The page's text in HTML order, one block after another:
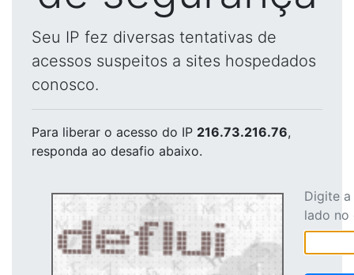
Seu IP fez diversas tentativas de
acessos suspeitos a sites hospedados
conosco.
Para liberar o acesso do IP 216.73.216.76,
responda ao desafio abaixo.
Digite
lado no